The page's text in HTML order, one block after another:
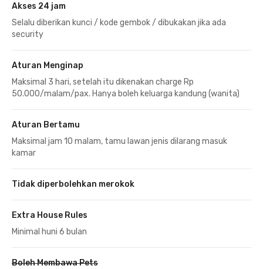
Akses 24 jam
Selalu diberikan kunci / kode gembok / dibukakan jika ada
security
Aturan Menginap
Maksimal 3 hari, setelah itu dikenakan charge Rp
50.000/malam/pax. Hanya boleh keluarga kandung (wanita)
Aturan Bertamu
Maksimal jam 10 malam, tamu lawan jenis dilarang masuk
kamar
Tidak diperbolehkan merokok
Extra House Rules
Minimal huni 6 bulan
Boleh Membawa Pets